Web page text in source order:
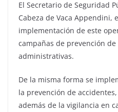
El Secretario de Seguridad
Cabeza de Vaca Appendini,
implementación de este
campañas de prevención
administrativas.
De la misma forma se
la prevención de
además de la vigilancia en